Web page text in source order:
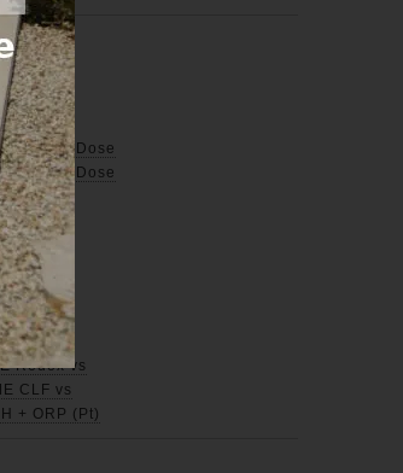
Net Dose
Net Dose
Dose
CLF
Redox vs
CLF vs
+ ORP (Pt)